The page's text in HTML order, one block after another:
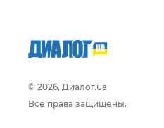
© 2026, Диалог.ua
Все права защищены.